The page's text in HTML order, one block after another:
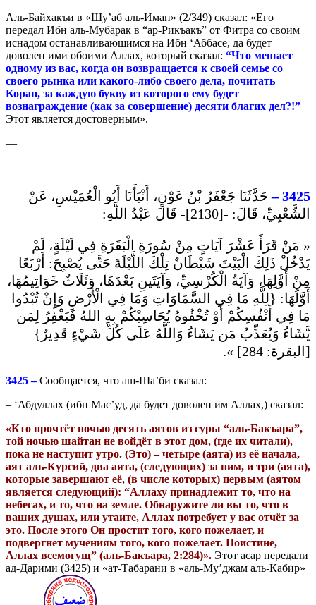
Аль-Байхакъи в «Шу’аб аль-Иман» (2/349) сказал: «Его
передал Ибн аль-Мубарак в “ар-Рикъакъ” от Фитра со своим
иснадом останавливающимся на Ибн ‘Аббасе, да будет
доволен ими обоими Аллах, который сказал: “Что мешает
одному из вас, когда он возвращается к своей семье со
своего рынка или какого-либо своего дела, почитать
Коран, за каждую букву из которого ему будет
вознаграждение (как за совершение) десяти благих дел?!”
Этот является достоверным».
—
3425
–حَدَّثَنَا جَعْفَرُ بْنُ عَوْنٍ، أَنْبَأَنَا أَبُو الْعُمَيْسِ، عَنْ
الشَّعْبِيِّ، قَالَ: -[2130]- قَالَ عَبْدُ اللَّهِ:
« مَنْ قَرَأَ عَشْرَ آيَاتٍ مِنْ سُورَةِ الْبَقَرَةِ فِي لَيْلَةٍ، لَمْ
يَدْخُلْ ذَلِكَ الْبَيْتَ شَيْطَانٌ تِلْكَ اللَّيْلَةَ حَتَّى يُصْبِحَ: أَرْبَعًا
مِنْ أَوَّلِهَا، وَآيَةُ الْكُرْسِيِّ، وَآيَتَينِ بَعْدَهَا، وَثَلَاثٌ خَوَاتِيمُهَا،
أَوَّلُهَا: {لِلَّهِ مَا فِي السَّمَاوَاتِ وَمَا فِي الْأَرْضِ وَإِنْ تُبْدُوا
مَا فِي أَنْفُسِكُمْ أَوْ تُخْفُوهُ يُحَاسِبْكُمْ بِهِ اللهُ فَيَغْفِرُ لِمَن
يَّشَاءُ وَيُعَذِّبُ مَن يَشَاءُ وَاللَّهُ عَلَى كُلِّ شَيْءٍ قَدِيرٌ}
[البقرة: 284] ».
3425 –Сообщается, что аш-Ша’би сказал:
– ‘Абдуллах (ибн Мас’уд, да будет доволен им Аллах,) сказал:
«Кто прочтёт ночью десять аятов из суры “аль-Бакъара”,
той ночью шайтан не войдёт в этот дом, (где их читали),
пока не наступит утро. (Это) – четыре (аята) из её начала,
аят аль-Курсий, два аята, (следующих) за ним, и три (аята),
которые завершают её, (в числе которых) первым (аятом
является следующий): “Аллаху принадлежит то, что на
небесах, и то, что на земле. Обнаружите ли вы то, что в
ваших душах, или утаите, Аллах потребует у вас отчёт за
это. После этого Он простит того, кого пожелает, и
подвергнет мучениям того, кого пожелает. Поистине,
Аллах всемогущ” (аль-Бакъара, 2:284)». Этот асар передали
ад-Дарими (3425) и «ат-Табарани в «аль-Му’джам аль-Кабир»